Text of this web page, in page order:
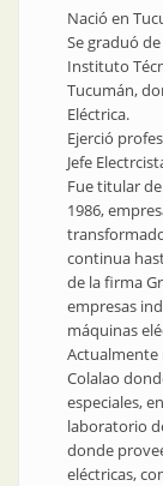
Nació en
Se graduó
Instituto
Tucumán,
Eléctrica.
Ejerció
Jefe
Fue titular
1986,
continua
de la firma
empresas
máquinas
Actualmente
Colalao
especiales,
laboratorio
donde
eléctricas,